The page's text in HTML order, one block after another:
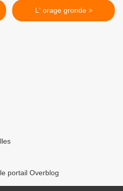
L' orage gronde >
portail Overblog